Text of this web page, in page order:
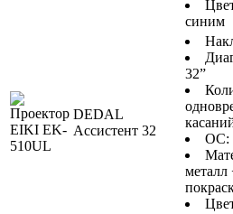
синим
DEDAL
Ассистент 32
32”
ОС:
металл